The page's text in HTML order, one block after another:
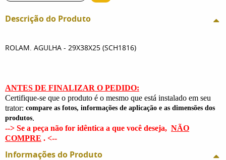
Descrição do Produto
ROLAM. AGULHA - 29X38X25 (SCH1816)
ANTES DE FINALIZAR O PEDIDO:
Certifique-se que o produto é o mesmo que está instalado em seu
trator: compare as fotos, informações de aplicação e as dimensões dos
produtos.
--> Se a peça não for idêntica a que você deseja, NÃO
COMPRE . <--
Informações do Produto